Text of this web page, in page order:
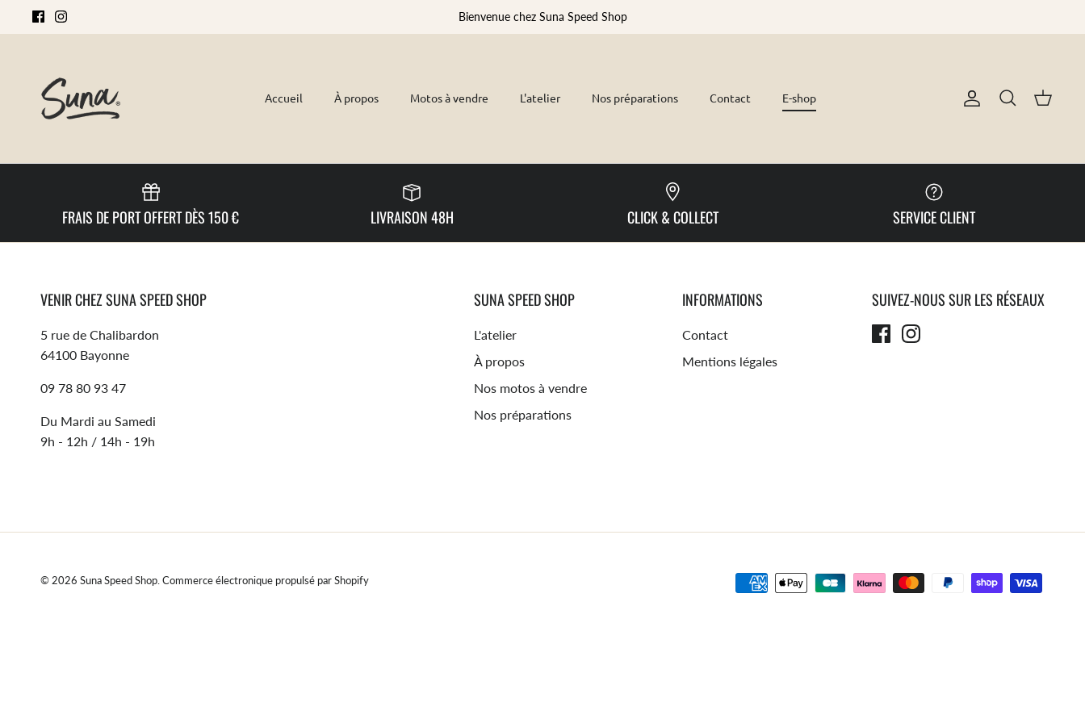
Passer
Bienvenue chez Suna Speed Shop
Accueil À propos Motos à vendre L'atelier Nos préparations Contact E-shop CompteRecherchePanier
FRAIS DE PORT OFFERT DÈS 150 € LIVRAISON 48H CLICK & COLLECT SERVICE CLIENT
VENIR CHEZ SUNA SPEED SHOP
5 rue de Chalibardon
64100 Bayonne
09 78 80 93 47
Du Mardi au Samedi
9h - 12h / 14h - 19h
SUNA SPEED SHOP
L'atelier
À propos
Nos motos à vendre
Nos préparations
INFORMATIONS
Contact
Mentions légales
SUIVEZ-NOUS SUR LES RÉSEAUX
© 2026 Suna Speed Shop Commerce électronique propulsé par Shopify